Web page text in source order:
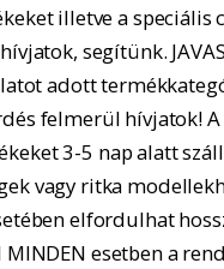
illetve a speciális
segítünk.
adott
felmerül hívjatok!
3-5 nap alatt
vagy ritka
elfordulhat
esetben a